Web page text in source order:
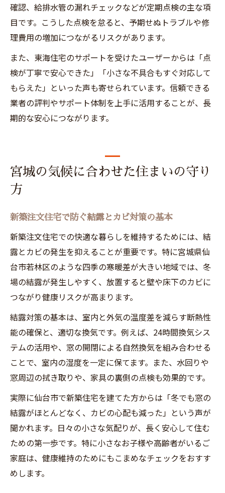
確認、給排水管の漏れチェックなどが定期点検の主な項
目です。こうした点検を怠ると、予期せぬトラブルや修
理費用の増加につながるリスクがあります。
また、東海住宅のサポートを受けたユーザーからは「点
検が丁寧で安心できた」「小さな不具合もすぐ対応して
もらえた」といった声も寄せられています。信頼できる
業者の評判やサポート体制を上手に活用することが、長
期的な安心につながります。
宮城の気候に合わせた住まいの守り
方
新築注文住宅で防ぐ結露とカビ対策の基本
新築注文住宅での快適な暮らしを維持するためには、結
露とカビの発生を抑えることが重要です。特に宮城県仙
台市若林区のような四季の寒暖差が大きい地域では、冬
場の結露が発生しやすく、放置すると壁や床下のカビに
つながり健康リスクが高まります。
結露対策の基本は、室内と外気の温度差を減らす断熱性
能の確保と、適切な換気です。例えば、24時間換気シス
テムの活用や、窓の開閉による自然換気を組み合わせる
ことで、室内の湿度を一定に保てます。また、水回りや
窓周辺の拭き取りや、家具の裏側の点検も効果的です。
実際に仙台市で新築住宅を建てた方からは「冬でも窓の
結露がほとんどなく、カビの心配も減った」という声が
聞かれます。日々の小さな気配りが、長く安心して住む
ための第一歩です。特に小さなお子様や高齢者がいるご
家庭は、健康維持のためにもこまめなチェックをおすす
めします。